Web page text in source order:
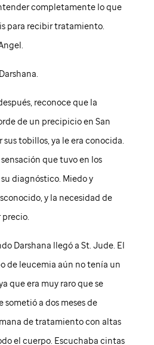
completamente lo que
para recibir tratamiento.
reconoce que la
de un precipicio en San
sus tobillos, ya le era conocida.
que tuvo en los
diagnóstico. Miedo y
y la necesidad de
Darshana llegó a St. Jude. El
de leucemia aún no tenía un
que era muy raro que se
sometió a dos meses de
de tratamiento con altas
el cuerpo. Escuchaba cintas